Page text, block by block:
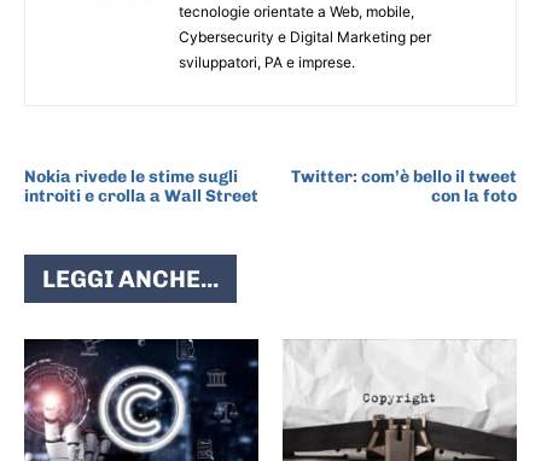
tecnologie orientate a Web, mobile,
Cybersecurity e Digital Marketing per
sviluppatori, PA e imprese.
Nokia rivede le stime sugli
introiti e crolla a Wall Street
Twitter: com’è bello il tweet
con la foto
LEGGI ANCHE...